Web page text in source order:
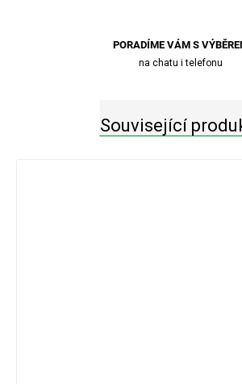
PORADÍME VÁM S
na chatu i telefonu
Související